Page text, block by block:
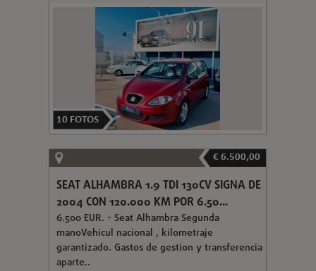
10 FOTOS
€ 6.500,00
SEAT ALHAMBRA 1.9 TDI 130CV SIGNA DE
2004 CON 120.000 KM POR 6.50...
6.500 EUR. - Seat Alhambra Segunda
manoVehicul nacional , kilometraje
garantizado. Gastos de gestion y transferencia
aparte..